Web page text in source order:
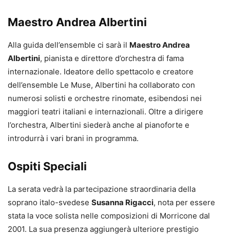
Maestro Andrea Albertini
Alla guida dell’ensemble ci sarà il Maestro Andrea
Albertini, pianista e direttore d’orchestra di fama
internazionale. Ideatore dello spettacolo e creatore
dell’ensemble Le Muse, Albertini ha collaborato con
numerosi solisti e orchestre rinomate, esibendosi nei
maggiori teatri italiani e internazionali. Oltre a dirigere
l’orchestra, Albertini siederà anche al pianoforte e
introdurrà i vari brani in programma.
Ospiti Speciali
La serata vedrà la partecipazione straordinaria della
soprano italo-svedese Susanna Rigacci, nota per essere
stata la voce solista nelle composizioni di Morricone dal
2001. La sua presenza aggiungerà ulteriore prestigio